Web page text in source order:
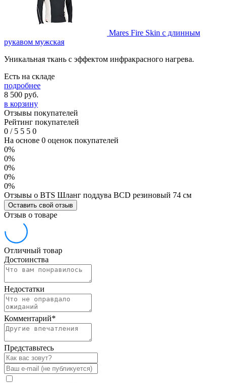
Mares Fire Skin с длинным
рукавом мужская
Уникальная ткань с эффектом инфракрасного нагрева.
Есть на складе
подробнее
8 500 руб.
в корзину
Отзывы покупателей
Рейтинг покупателей
0 /5 5 5 0
На основе 0 оценок покупателей
0%
0%
0%
0%
0%
Отзывы о BTS Шланг поддува BCD резиновый 74 см
Оставить свой отзыв
Отзыв о товаре
Отличный товар
Достоинства
Недостатки
Комментарий*
Представьтесь